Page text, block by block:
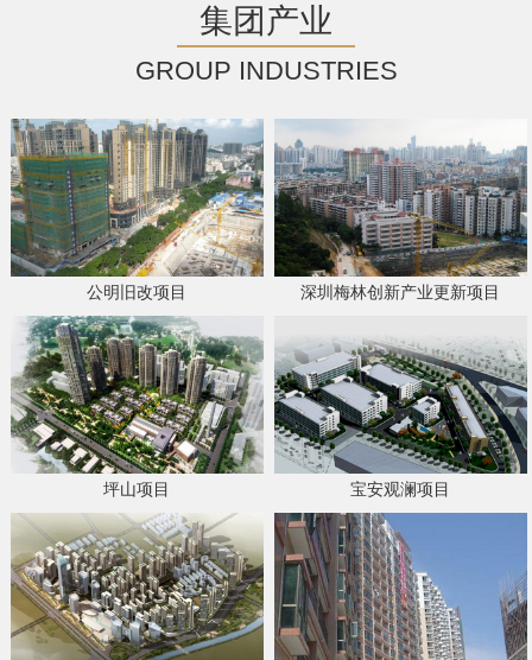
集团产业
GROUP INDUSTRIES
公明旧改项目 深圳梅林创新产业更新项目
坪山项目 宝安观澜项目